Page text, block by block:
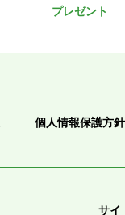
プレゼント
個人情報保護方針
サイ